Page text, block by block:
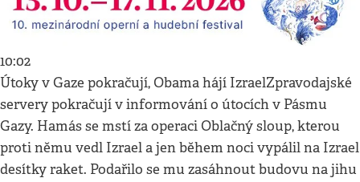
10:02
Útoky v Gaze pokračují, Obama hájí IzraelZpravodajské
servery pokračují v informování o útocích v Pásmu
Gazy. Hamás se mstí za operaci Oblačný sloup, kterou
proti němu vedl Izrael a jen během noci vypálil na Izrael
desítky raket. Podařilo se mu zasáhnout budovu na jihu